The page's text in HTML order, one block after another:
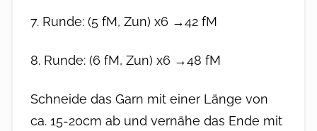
7. Runde: (5 fM, Zun) x6 →42 fM
8. Runde: (6 fM, Zun) x6 →48 fM
Schneide das Garn mit einer Länge von
ca. 15-20cm ab und vernähe das Ende mit